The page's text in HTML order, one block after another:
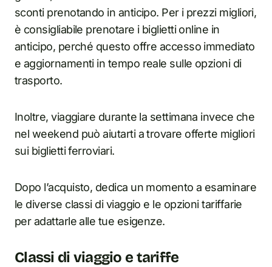
sconti prenotando in anticipo. Per i prezzi migliori,
è consigliabile prenotare i biglietti online in
anticipo, perché questo offre accesso immediato
e aggiornamenti in tempo reale sulle opzioni di
trasporto.
Inoltre, viaggiare durante la settimana invece che
nel weekend può aiutarti a trovare offerte migliori
sui biglietti ferroviari.
Dopo l’acquisto, dedica un momento a esaminare
le diverse classi di viaggio e le opzioni tariffarie
per adattarle alle tue esigenze.
Classi di viaggio e tariffe